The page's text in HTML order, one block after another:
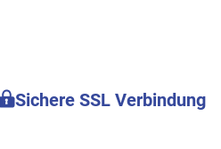
Sichere SSL Verbindung